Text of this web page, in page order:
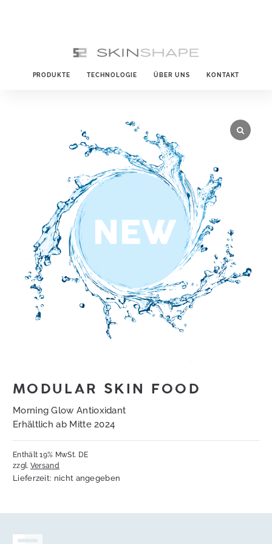
PRODUKTE TECHNOLOGIE ÜBER UNS KONTAKT
MODULAR SKIN FOOD
Morning Glow Antioxidant
Erhältlich ab Mitte 2024
Enthält 19% MwSt. DE
zzgl. Versand
Lieferzeit: nicht angegeben